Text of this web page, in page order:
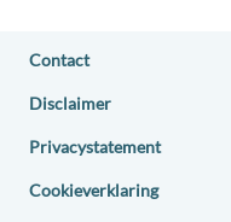
Contact
Disclaimer
Privacystatement
Cookieverklaring